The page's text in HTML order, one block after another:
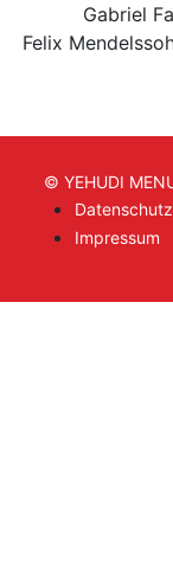
Gabriel
Felix
© YEHUDI
Datenschutz
Impressum